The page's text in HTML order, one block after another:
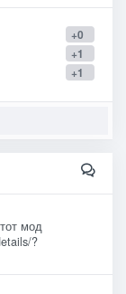
+0
+1
+1
мод
?